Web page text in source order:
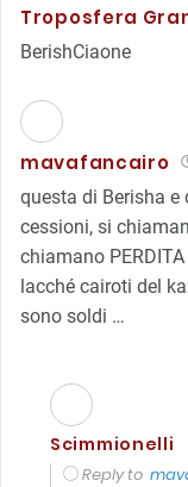
Troposfera
BerishCiaone
mavafancairo
questa di Berisha
cessioni, si
chiamano
lacché cairoti del
sono soldi …
Scimmionelli
Reply to